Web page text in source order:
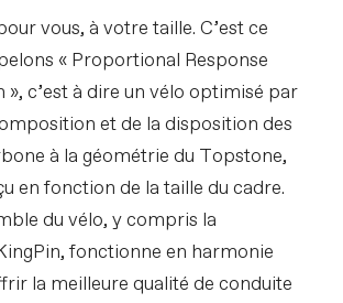
vous, à votre taille. C’est ce
« Proportional Response
c’est à dire un vélo optimisé par
et de la disposition des
à la géométrie du Topstone,
en fonction de la taille du cadre.
du vélo, y compris la
fonctionne en harmonie
la meilleure qualité de conduite